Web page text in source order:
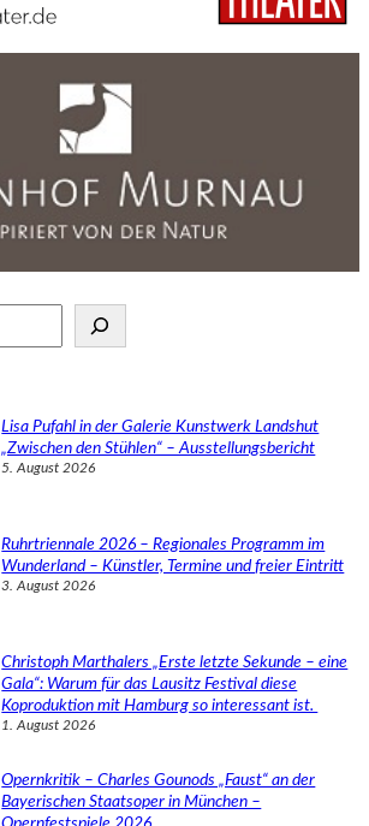
Lisa Pufahl in der Galerie Kunstwerk Landshut
„Zwischen den Stühlen“ – Ausstellungsbericht
5. August 2026
Ruhrtriennale 2026 – Regionales Programm im
Wunderland – Künstler, Termine und freier Eintritt
3. August 2026
Christoph Marthalers „Erste letzte Sekunde – eine
Gala“: Warum für das Lausitz Festival diese
Koproduktion mit Hamburg so interessant ist.
1. August 2026
Opernkritik – Charles Gounods „Faust“ an der
Bayerischen Staatsoper in München –